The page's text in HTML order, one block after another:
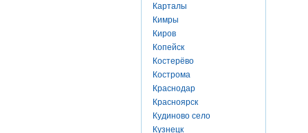
Карталы
Кимры
Киров
Копейск
Костерёво
Кострома
Краснодар
Красноярск
Кудиново село
Кузнецк